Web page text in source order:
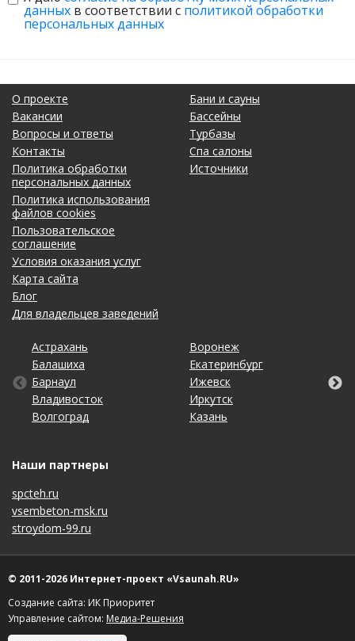
данных в соответствии с политикой обработки
персональных данных
О проекте
Вакансии
Вопросы и ответы
Контакты
Политика обработки
персональных данных
Политика использования
файлов cookies
Пользовательское
соглашение
Условия оказания услуг
Карта сайта
Блог
Для владельцев заведений
Бани и сауны
Бассейны
Турбазы
Спа салоны
Источники
Астрахань
Балашиха
Барнаул
Владивосток
Волгоград
Воронеж
Екатеринбург
Ижевск
Иркутск
Казань
Калининград
Кемерово
Киров
Краснодар
Красноярск
Липецк
Махачкала
Набережные Челны
Нижний Новгород
Новосибирск
Омск
Оренбург
Пенза
Пермь
Ростов-на-Дону
Рязань
Самара
Санкт-Петербург
Саратов
Ставрополь
Тольятти
Томск
Тула
Тюмень
Ульяновск
Уфа
Хабаровск
Чебоксары
Челябинск
Ярославль
Наши партнеры
spcteh.ru
vsembeton-msk.ru
stroydom-99.ru
© 2011-2026 Интернет-проект «Vsaunah.RU»
Создание сайта: ИК Приоритет
Управление сайтом: Медиа-Решения